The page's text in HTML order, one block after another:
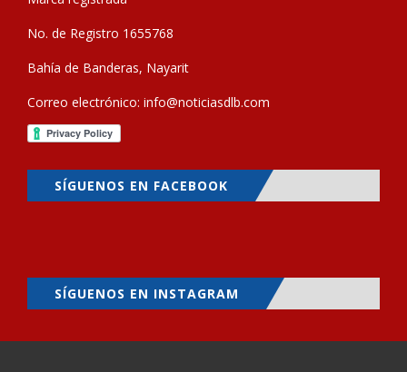
No. de Registro 1655768
Bahía de Banderas, Nayarit
Correo electrónico: info@noticiasdlb.com
SÍGUENOS EN FACEBOOK
SÍGUENOS EN INSTAGRAM